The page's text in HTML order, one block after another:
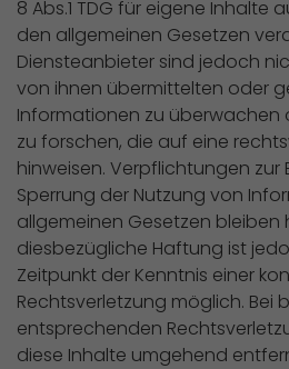
8 Abs.1 TDG für eigene Inhalte
den allgemeinen Gesetzen
Diensteanbieter sind jedoch
von ihnen übermittelten oder
Informationen zu überwachen
zu forschen, die auf eine
hinweisen. Verpflichtungen
Sperrung der Nutzung von
allgemeinen Gesetzen bleiben
diesbezügliche Haftung ist
Zeitpunkt der Kenntnis einer
Rechtsverletzung möglich. Bei
entsprechenden
diese Inhalte umgehend